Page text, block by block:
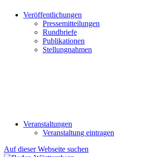
Veröffentlichungen
Pressemitteilungen
Rundbriefe
Publikationen
Stellungnahmen
Veranstaltungen
Veranstaltung eintragen
Auf dieser Webseite suchen